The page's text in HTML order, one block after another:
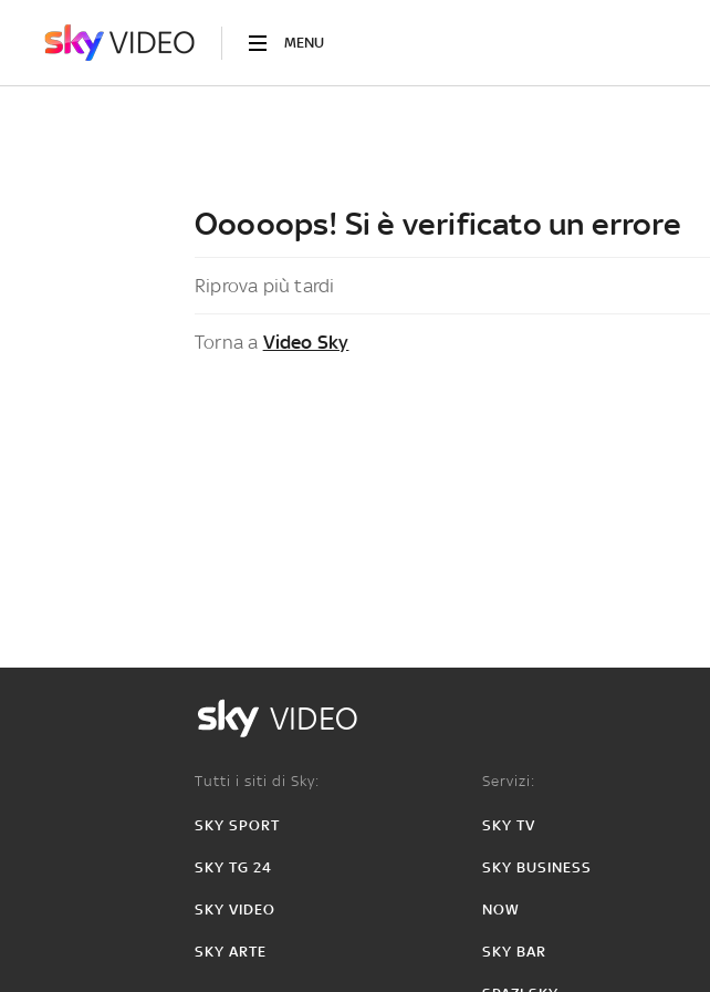
MENU
Ooooops! Si è verificato un errore
Riprova più tardi
Torna a Video Sky
VIDEO
Tutti i siti di Sky:
SKY SPORT
SKY TG 24
SKY VIDEO
SKY ARTE
Servizi:
SKY TV
SKY BUSINESS
NOW
SKY BAR